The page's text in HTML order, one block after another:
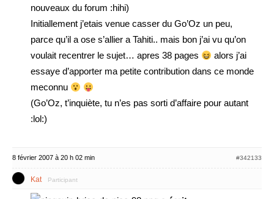
nouveaux du forum :hihi)
Initiallement j’etais venue casser du Go’Oz un peu,
parce qu’il a ose s’allier a Tahiti.. mais bon j’ai vu qu’on
voulait recentrer le sujet… apres 38 pages
alors j’ai
essaye d’apporter ma petite contribution dans ce monde
meconnu
(Go’Oz, t’inquiète, tu n’es pas sorti d’affaire pour autant
:lol:)
8 février 2007 à 20 h 02 min #342133
Kat Participant